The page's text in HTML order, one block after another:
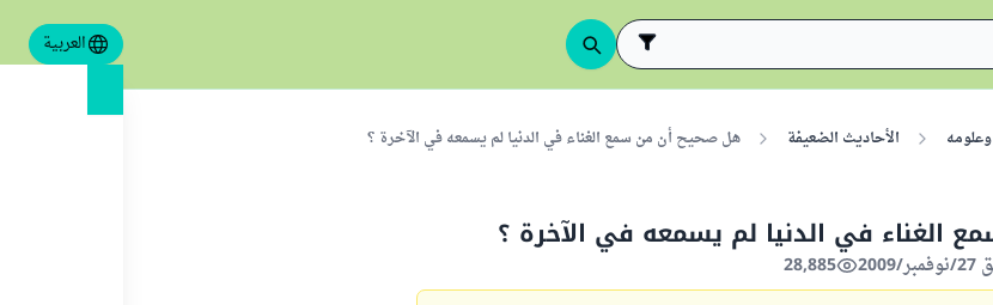
العربية
الأحاديث الضعيفة هل صحيح أن من سمع الغناء في الدنيا لم يسمعه في الآخرة ؟
في الدنيا لم يسمعه في الآخرة ؟
28,885